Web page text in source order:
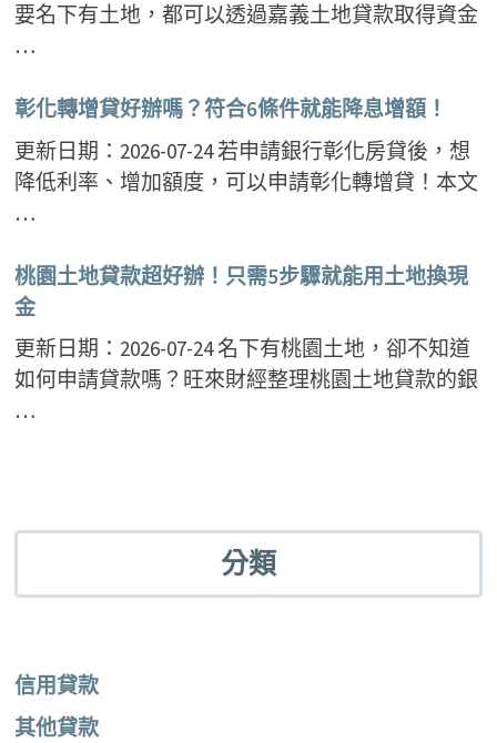
要名下有土地，都可以透過嘉義土地貸款取得資金
…
彰化轉增貸好辦嗎？符合6條件就能降息增額！
更新日期：2026-07-24 若申請銀行彰化房貸後，想
降低利率、增加額度，可以申請彰化轉增貸！本文
…
桃園土地貸款超好辦！只需5步驟就能用土地換現
金
更新日期：2026-07-24 名下有桃園土地，卻不知道
如何申請貸款嗎？旺來財經整理桃園土地貸款的銀
…
分類
信用貸款
其他貸款